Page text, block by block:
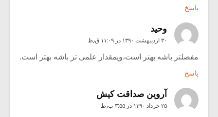
پاسخ
وحید
۳۰ اردیبهشت ۱۳۹۰ در ۱۱:۰۹ ق٫ظ
مفصلتر باشه بهتر است،ویمقدار علمی تر باشه بهتر است.
پاسخ
آروین صداقت کیش
۲۵ خرداد ۱۳۹۰ در ۳:۵۵ ب٫ظ